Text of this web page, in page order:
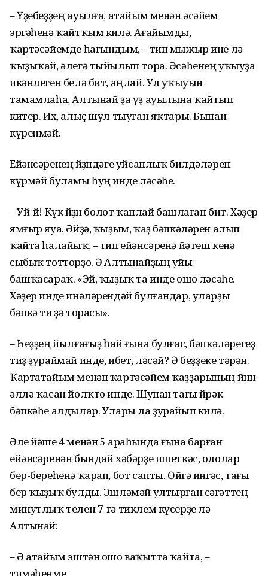
– Үҙебеҙҙең ауылға, атайым менән әсә­йем
эргәһенә ҡайтҡым килә. Ағайым­ды,
ҡартәсәйемде һағындым, – тип мыжыр ине лә
ҡыҙыҡай, әлегә тыйылып то­ра. Әсәһенең уҡыуҙа
икәнлеген белә бит, аңлай. Ул уҡыуын
тамамлаһа, Алты­най ҙа үҙ ауылына ҡайтып
китер. Их, алыҫ шул тыуған яҡтары. Бынан
күренмәй.
Ейәнсәренең йөҙөндәге уйсанлыҡ билдәләрен
күрмәй буламы һуң инде өләсәһе.
– Уй-й! Күк йөҙөн болот ҡаплай башлаған бит. Хәҙер
ямғыр яуа. Әйҙә, ҡыҙым, ҡаҙ бәпкәләрен алып
ҡайта һалайыҡ, – тип ейәнсәренә йәтеш кенә
сыбыҡ тотторҙо. Ә Алтынайҙың уйы
башҡасараҡ. «Эй, ҡыҙыҡ та инде ошо өләсәһе.
Хәҙер инде инәләрендәй бул­ғандар, уларҙы
бәпкә ти ҙә торасы».
– Һеҙҙең йылғағыҙ һай ғына булғас, бәпкәләрегеҙ
тиҙ ҙураймай инде, ибет, өләсәй? Ә беҙҙеке тәрән.
Ҡартатайым менән ҡартәсәйем ҡаҙҙарының йөнөн
әллә ҡасан йолҡто инде. Шунан тағы өйрәк
бәпкәһе алдылар. Улары ла ҙурайып килә.
Әле йәше 4 менән 5 араһында ғына барған
ейәнсәренән бындай хәбәрҙе ишеткәс, ололар
бер-береһенә ҡарап, бот сапты. Өйгә ингәс, тағы
бер ҡыҙыҡ булды. Эшләмәй ултырған сәғәттең
минутлыҡ телен 7-гә тиклем күсерҙе лә
Алтынай:
– Ә атайым эштән ошо ваҡытта ҡайта, –